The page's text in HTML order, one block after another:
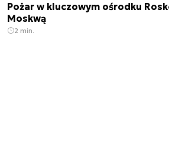
Pożar w kluczowym ośrodku
Moskwą
2 min.